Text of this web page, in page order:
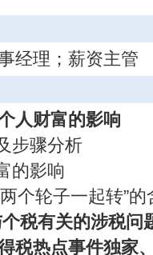
经理；薪资主管
人财富的影响
步骤分析
的影响
个轮子一起转”
税有关的涉税问
税热点事件独家